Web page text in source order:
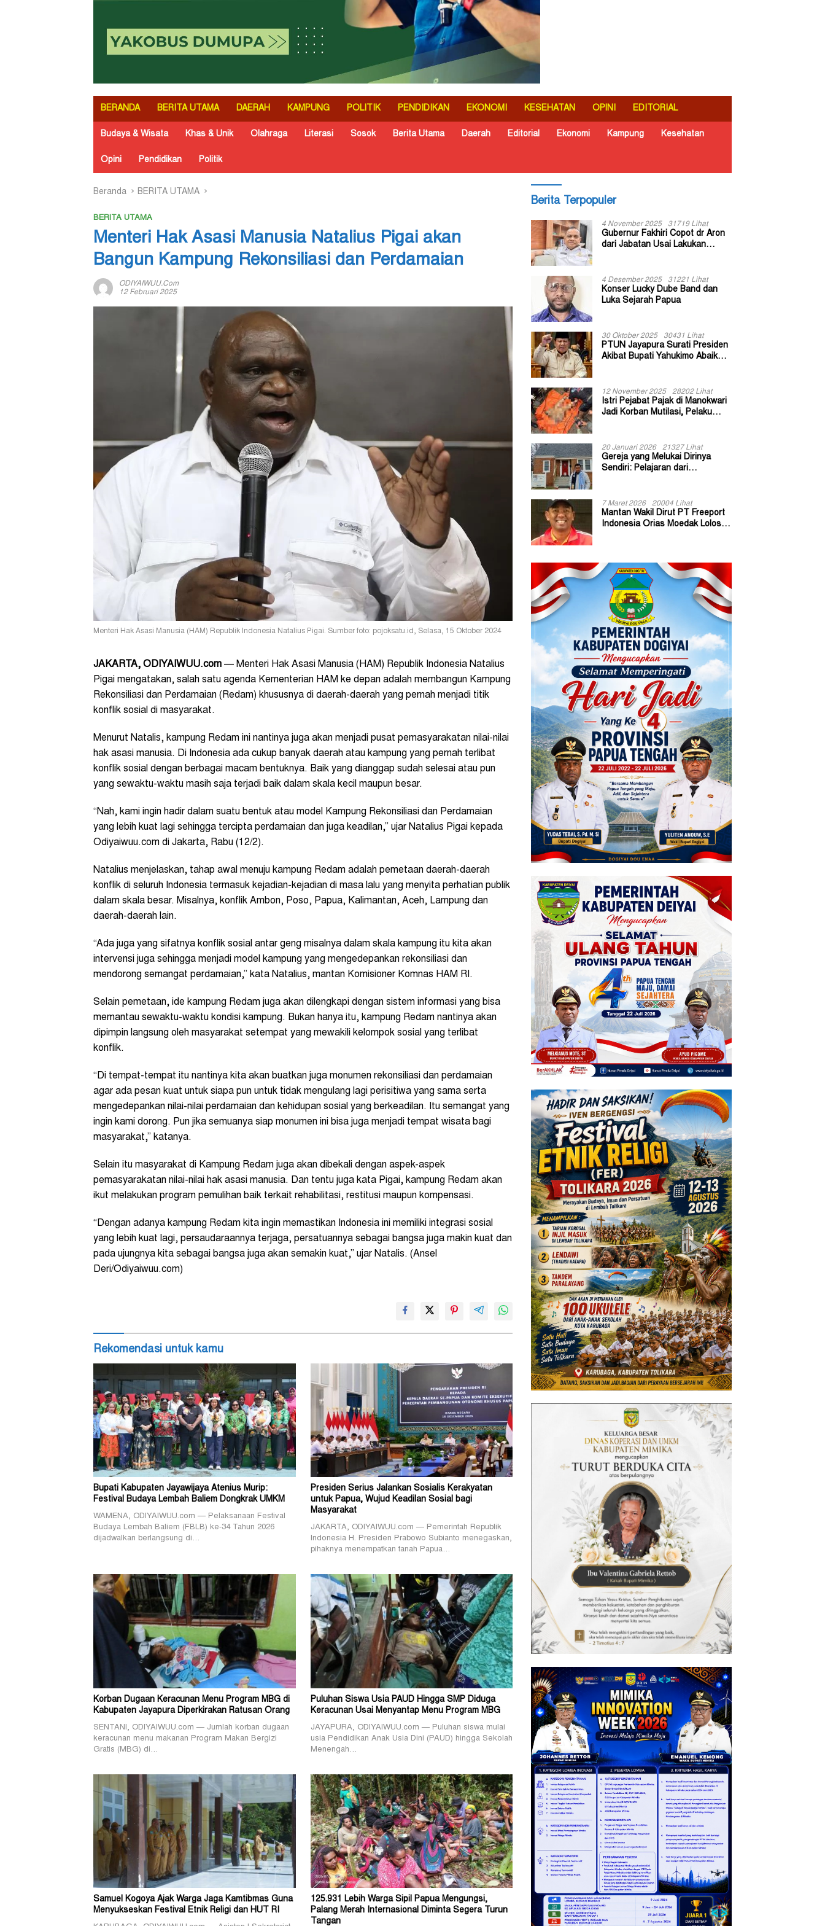
BERANDA BERITA UTAMA DAERAH KAMPUNG POLITIK PENDIDIKAN EKONOMI KESEHATAN OPINI EDITORIAL
Budaya & Wisata Khas & Unik Olahraga Literasi Sosok Berita Utama Daerah Editorial Ekonomi Kampung Kesehatan
Opini Pendidikan Politik
Beranda BERITA UTAMA
BERITA UTAMA
Menteri Hak Asasi Manusia Natalius Pigai akan
Bangun Kampung Rekonsiliasi dan Perdamaian
ODIYAIWUU.com
12 Februari 2025
Menteri Hak Asasi Manusia (HAM) Republik Indonesia Natalius Pigai. Sumber foto: pojoksatu.id, Selasa, 15 Oktober 2024
JAKARTA, ODIYAIWUU.com — Menteri Hak Asasi Manusia (HAM) Republik Indonesia Natalius
Pigai mengatakan, salah satu agenda Kementerian HAM ke depan adalah membangun Kampung
Rekonsiliasi dan Perdamaian (Redam) khususnya di daerah-daerah yang pernah menjadi titik
konflik sosial di masyarakat.
Menurut Natalis, kampung Redam ini nantinya juga akan menjadi pusat pemasyarakatan nilai-nilai
hak asasi manusia. Di Indonesia ada cukup banyak daerah atau kampung yang pernah terlibat
konflik sosial dengan berbagai macam bentuknya. Baik yang dianggap sudah selesai atau pun
yang sewaktu-waktu masih saja terjadi baik dalam skala kecil maupun besar.
“Nah, kami ingin hadir dalam suatu bentuk atau model Kampung Rekonsiliasi dan Perdamaian
yang lebih kuat lagi sehingga tercipta perdamaian dan juga keadilan,” ujar Natalius Pigai kepada
Odiyaiwuu.com di Jakarta, Rabu (12/2).
Natalius menjelaskan, tahap awal menuju kampung Redam adalah pemetaan daerah-daerah
konflik di seluruh Indonesia termasuk kejadian-kejadian di masa lalu yang menyita perhatian publik
dalam skala besar. Misalnya, konflik Ambon, Poso, Papua, Kalimantan, Aceh, Lampung dan
daerah-daerah lain.
“Ada juga yang sifatnya konflik sosial antar geng misalnya dalam skala kampung itu kita akan
intervensi juga sehingga menjadi model kampung yang mengedepankan rekonsiliasi dan
mendorong semangat perdamaian,” kata Natalius, mantan Komisioner Komnas HAM RI.
Selain pemetaan, ide kampung Redam juga akan dilengkapi dengan sistem informasi yang bisa
memantau sewaktu-waktu kondisi kampung. Bukan hanya itu, kampung Redam nantinya akan
dipimpin langsung oleh masyarakat setempat yang mewakili kelompok sosial yang terlibat
konflik.
“Di tempat-tempat itu nantinya kita akan buatkan juga monumen rekonsiliasi dan perdamaian
agar ada pesan kuat untuk siapa pun untuk tidak mengulang lagi perisitiwa yang sama serta
mengedepankan nilai-nilai perdamaian dan kehidupan sosial yang berkeadilan. Itu semangat yang
ingin kami dorong. Pun jika semuanya siap monumen ini bisa juga menjadi tempat wisata bagi
masyarakat,” katanya.
Selain itu masyarakat di Kampung Redam juga akan dibekali dengan aspek-aspek
pemasyarakatan nilai-nilai hak asasi manusia. Dan tentu juga kata Pigai, kampung Redam akan
ikut melakukan program pemulihan baik terkait rehabilitasi, restitusi maupun kompensasi.
“Dengan adanya kampung Redam kita ingin memastikan Indonesia ini memiliki integrasi sosial
yang lebih kuat lagi, persaudaraannya terjaga, persatuannya sebagai bangsa juga makin kuat dan
pada ujungnya kita sebagai bangsa juga akan semakin kuat,” ujar Natalis. (Ansel
Deri/Odiyaiwuu.com)
Rekomendasi untuk kamu
Bupati Kabupaten Jayawijaya Atenius Murip:
Festival Budaya Lembah Baliem Dongkrak UMKM
WAMENA, ODIYAIWUU.com — Pelaksanaan Festival
Budaya Lembah Baliem (FBLB) ke-34 Tahun 2026
dijadwalkan berlangsung di…
Presiden Serius Jalankan Sosialis Kerakyatan
untuk Papua, Wujud Keadilan Sosial bagi
Masyarakat
JAKARTA, ODIYAIWUU.com — Pemerintah Republik
Indonesia H. Presiden Prabowo Subianto menegaskan,
pihaknya menempatkan tanah Papua…
Korban Dugaan Keracunan Menu Program MBG di
Kabupaten Jayapura Diperkirakan Ratusan Orang
SENTANI, ODIYAIWUU.com — Jumlah korban dugaan
keracunan menu makanan Program Makan Bergizi
Gratis (MBG) di…
Puluhan Siswa Usia PAUD Hingga SMP Diduga
Keracunan Usai Menyantap Menu Program MBG
JAYAPURA, ODIYAIWUU.com — Puluhan siswa mulai
usia Pendidikan Anak Usia Dini (PAUD) hingga Sekolah
Menengah…
Samuel Kogoya Ajak Warga Jaga Kamtibmas Guna
Menyukseskan Festival Etnik Religi dan HUT RI
125.931 Lebih Warga Sipil Papua Mengungsi,
Palang Merah Internasional Diminta Segera Turun
Tangan
Berita Terpopuler
4 November 2025 31719 Lihat
Gubernur Fakhiri Copot dr Aron
dari Jabatan Usai Lakukan
4 Desember 2025 31221 Lihat
Konser Lucky Dube Band dan
Luka Sejarah Papua
30 Oktober 2025 30431 Lihat
PTUN Jayapura Surati Presiden
Akibat Bupati Yahukimo Abaikan
12 November 2025 28202 Lihat
Istri Pejabat Pajak di Manokwari
Jadi Korban Mutilasi, Pelaku
20 Januari 2026 21327 Lihat
Gereja yang Melukai Dirinya
Sendiri: Pelajaran dari
7 Maret 2026 20004 Lihat
Mantan Wakil Dirut PT Freeport
Indonesia Orias Moedak Lolos